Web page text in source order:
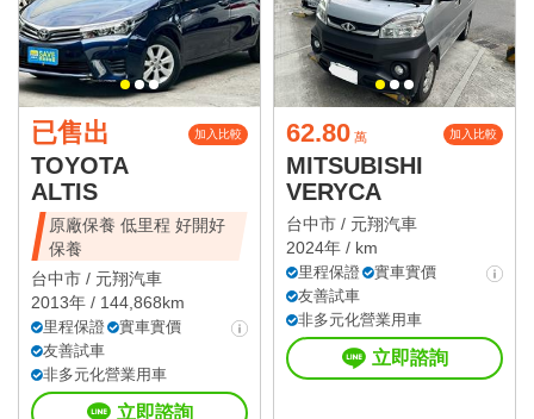
已售出 加入比較
TOYOTA
ALTIS
原廠保養 低里程 好開好
保養
台中市 / 元翔汽車
2013年 / 144,868km
里程保證
實車實價
友善試車
非多元化營業用車
立即諮詢
62.80 萬 加入比較
MITSUBISHI
VERYCA
台中市 / 元翔汽車
2024年 / km
里程保證
實車實價
友善試車
非多元化營業用車
立即諮詢